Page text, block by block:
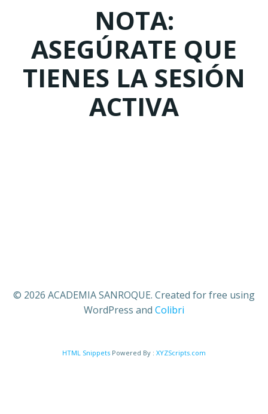
NOTA:
ASEGÚRATE QUE
TIENES LA SESIÓN
ACTIVA
© 2026 ACADEMIA SANROQUE. Created for free using
WordPress and Colibri
HTML Snippets Powered By : XYZScripts.com